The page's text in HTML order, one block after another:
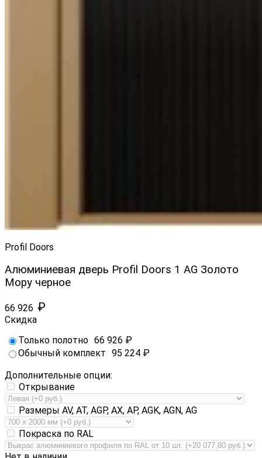
Profil Doors
Алюминиевая дверь Profil Doors 1 AG Золото
Мору черное
66 926 ₽
Скидка
Только полотно 66 926 ₽
Обычный комплект 95 224 ₽
Дополнительные опции:
Открывание
Размеры AV, AT, AGP, AX, AP, AGK, AGN, AG
Покраска по RAL